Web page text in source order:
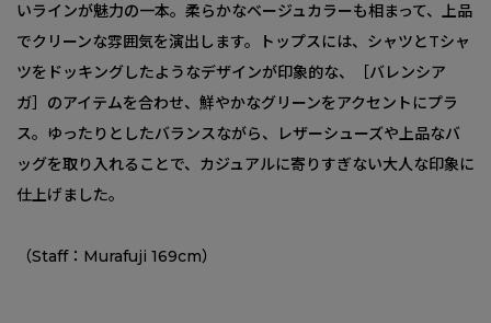
いラインが魅力の一本。柔らかなベージュカラーも相まって、上品
でクリーンな雰囲気を演出します。トップスには、シャツとTシャ
ツをドッキングしたようなデザインが印象的な、［バレンシア
ガ］のアイテムを合わせ、鮮やかなグリーンをアクセントにプラ
ス。ゆったりとしたバランスながら、レザーシューズや上品なバ
ッグを取り入れることで、カジュアルに寄りすぎない大人な印象に
仕上げました。
（Staff：Murafuji 169cm）